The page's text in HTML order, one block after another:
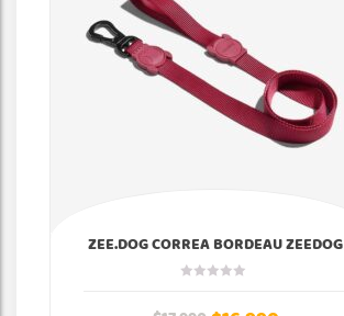
ZEE.DOG CORREA BORDEAU ZEEDOG